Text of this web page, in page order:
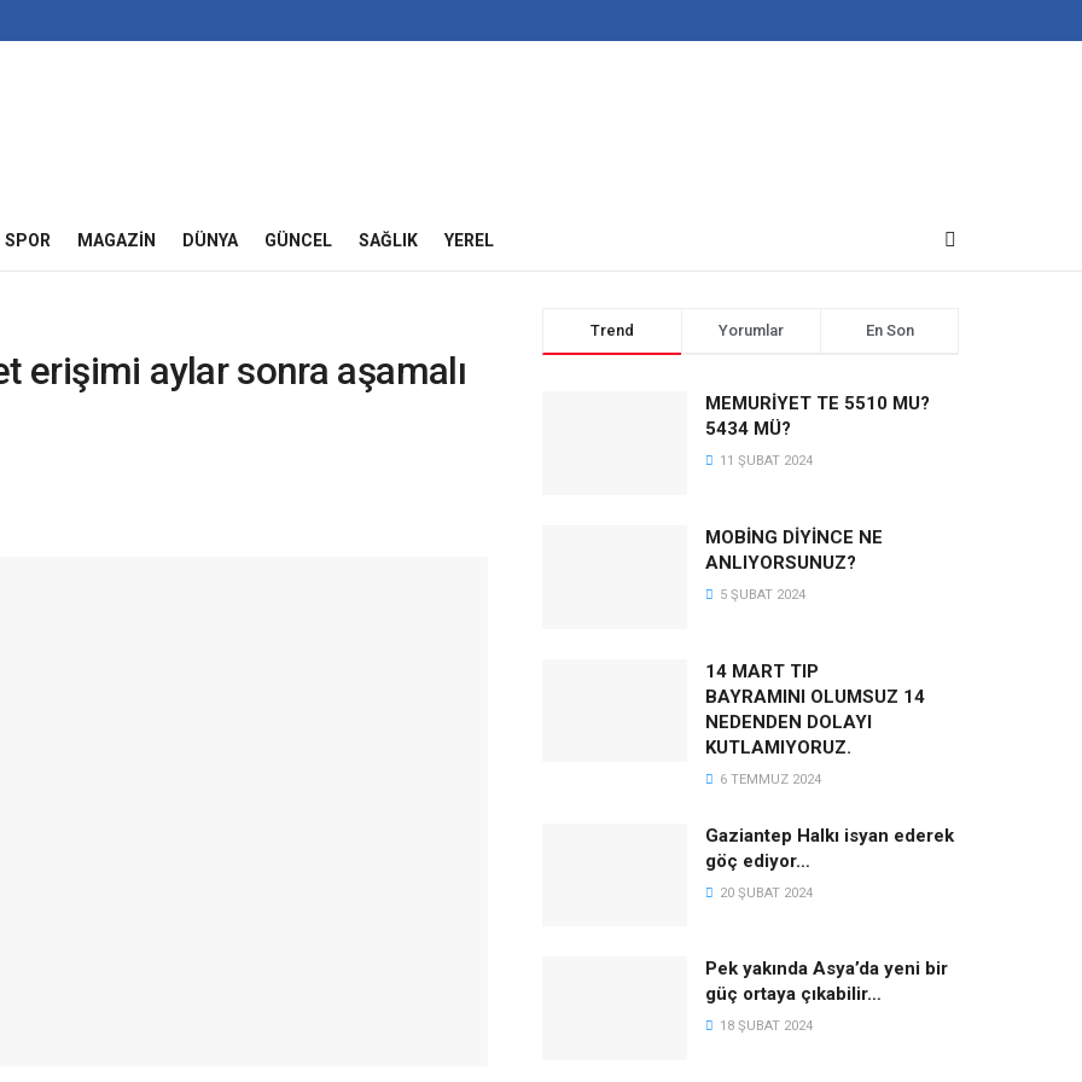
SPOR MAGAZIN DÜNYA GÜNCEL SAĞLIK YEREL
erişimi aylar sonra aşamalı
Trend Yorumlar En Son
MEMURİYET TE 5510 MU?
5434 MÜ?
11 ŞUBAT 2024
MOBİNG DİYİNCE NE
ANLIYORSUNUZ?
5 ŞUBAT 2024
14 MART TIP
BAYRAMINI OLUMSUZ 14
NEDENDEN DOLAYI
KUTLAMIYORUZ.
6 TEMMUZ 2024
Gaziantep Halkı isyan ederek
göç ediyor…
20 ŞUBAT 2024
Pek yakında Asya’da yeni bir
güç ortaya çıkabilir…
18 ŞUBAT 2024